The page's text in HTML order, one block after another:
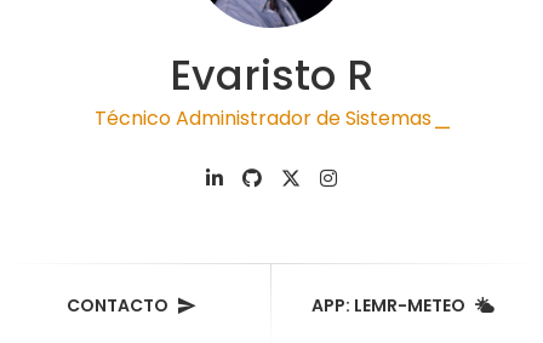
Evaristo R
Técnico Administrador de Sistemas |
CONTACTO APP: LEMR-METEO